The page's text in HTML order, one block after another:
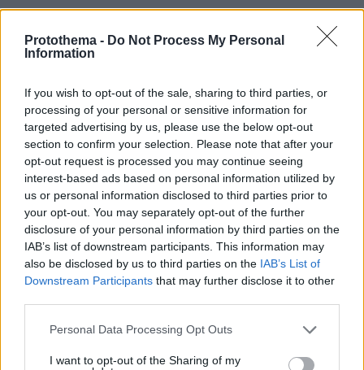
Protothema - Do Not Process My Personal
Information
If you wish to opt-out of the sale, sharing to third parties, or
processing of your personal or sensitive information for
targeted advertising by us, please use the below opt-out
section to confirm your selection. Please note that after your
opt-out request is processed you may continue seeing
interest-based ads based on personal information utilized by
us or personal information disclosed to third parties prior to
your opt-out. You may separately opt-out of the further
disclosure of your personal information by third parties on the
IAB’s list of downstream participants. This information may
also be disclosed by us to third parties on the IAB’s List of
Downstream Participants that may further disclose it to other
Please note that this website/app uses one or more Google
not limited to your visit or usage behaviour. You may click to
Personal Data Processing Opt Outs
I want to opt-out of the Sharing of my
7 τρόποι για να καταλάβετε το φύλο μιας γάτας
κοιτώντας το πρόσωπό της
Θεοδωρικάκος: Νέο αναπτυξιακό καθεστώς για την
Αμυνα, συμβάλλουμε στην εθνική ασφάλεια της
πατρίδας μας
Συγκρίνουμε τα δύο πιο δημοφιλή ηλεκτρικά - Ποιο
κερδίζει τη μάχη;
πριν 33 λεπτά
Αντόνιο Μπαντέρας: «Η καρδιακή προσβολή ήταν το
καλύτερο πράγμα που μου συνέβη»
πριν 35 λεπτά
ΔΕΙΤΕ ΟΛΕΣ ΤΙΣ ΕΙΔΗΣΕΙΣ
ΤΑ ΠΙΟ ΔΗΜΟΦΙΛΗ